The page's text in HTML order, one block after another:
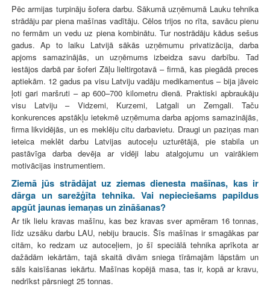
Pēc armijas turpināju šofera darbu. Sākumā uzņēmumā Lauku tehnika
strādāju par piena mašīnas vadītāju. Cēlos trijos no rīta, savācu pienu
no fermām un vedu uz piena kombinātu. Tur nostrādāju kādus sešus
gadus. Ap to laiku Latvijā sākās uzņēmumu privatizācija, darba
apjoms samazinājās, un uzņēmums izbeidza savu darbību. Tad
iestājos darbā par šoferi Zāļu lieltirgotavā – firmā, kas piegādā preces
aptiekām. 12 gadus pa visu Latviju vadāju medikamentus – bija jāveic
ļoti gari maršruti – ap 600–700 kilometru dienā. Praktiski apbraukāju
visu Latviju – Vidzemi, Kurzemi, Latgali un Zemgali. Taču
konkurences apstākļu ietekmē uzņēmuma darba apjoms samazinājās,
firma likvidējās, un es meklēju citu darbavietu. Draugi un paziņas man
ieteica meklēt darbu Latvijas autoceļu uzturētājā, pie stabila un
pastāvīga darba devēja ar vidēji labu atalgojumu un vairākiem
motivācijas instrumentiem.
Ziemā jūs strādājat uz ziemas dienesta mašīnas, kas ir
dārga un sarežģīta tehnika. Vai nepieciešams papildus
apgūt jaunas iemaņas un zināšanas?
Ar tik lielu kravas mašīnu, kas bez kravas sver apmēram 16 tonnas,
līdz uzsāku darbu LAU, nebiju braucis. Šīs mašīnas ir smagākas par
citām, ko redzam uz autoceļiem, jo šī speciālā tehnika aprīkota ar
dažādām iekārtām, tajā skaitā divām sniega tīrāmajām lāpstām un
sāls kaisīšanas iekārtu. Mašīnas kopējā masa, tas ir, kopā ar kravu,
nedrīkst pārsniegt 25 tonnas.